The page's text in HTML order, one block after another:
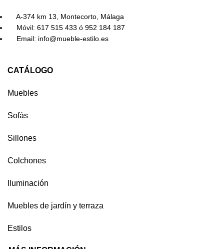
A-374 km 13, Montecorto, Málaga
Móvil: 617 515 433 ó 952 184 187
Email: info@mueble-estilo.es
CATÁLOGO
Muebles
Sofás
Sillones
Colchones
Iluminación
Muebles de jardín y terraza
Estilos